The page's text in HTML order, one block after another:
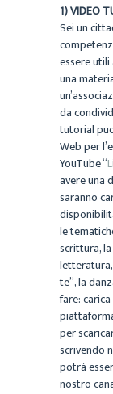
1) VIDEO
Sei un
essere
una
da
tutorial
Web per
YouTube “
avere una
saranno
le
scrittura,
letteratura,
te”, la
fare:
per
scrivendo
potrà
nostro